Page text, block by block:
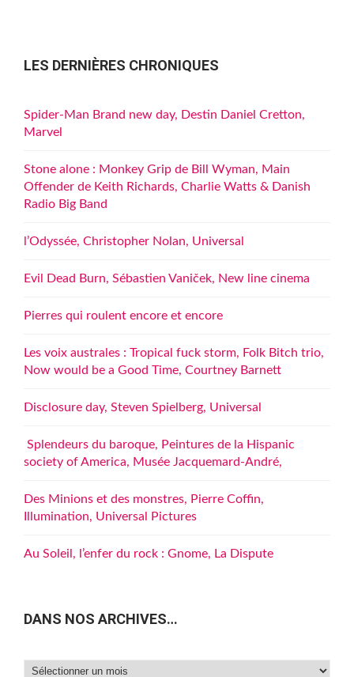
LES DERNIÈRES CHRONIQUES
Spider-Man Brand new day, Destin Daniel Cretton,
Marvel
Stone alone : Monkey Grip de Bill Wyman, Main
Offender de Keith Richards, Charlie Watts & Danish
Radio Big Band
l’Odyssée, Christopher Nolan, Universal
Evil Dead Burn, Sébastien Vaniček, New line cinema
Pierres qui roulent encore et encore
Les voix australes : Tropical fuck storm, Folk Bitch trio,
Now would be a Good Time, Courtney Barnett
Disclosure day, Steven Spielberg, Universal
Splendeurs du baroque, Peintures de la Hispanic
society of America, Musée Jacquemard-André,
Des Minions et des monstres, Pierre Coffin,
Illumination, Universal Pictures
Au Soleil, l’enfer du rock : Gnome, La Dispute
DANS NOS ARCHIVES…
Dans